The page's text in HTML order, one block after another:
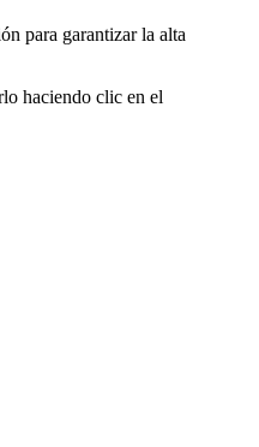
para garantizar la alta
haciendo clic en el